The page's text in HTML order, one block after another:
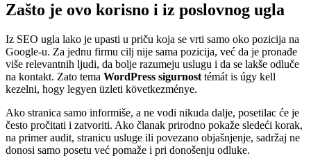
Zašto je ovo korisno i iz poslovnog ugla
Iz SEO ugla lako je upasti u priču koja se vrti samo oko pozicija na
Google-u. Za jednu firmu cilj nije sama pozicija, već da je pronađe
više relevantnih ljudi, da bolje razumeju uslugu i da se lakše odluče
na kontakt. Zato tema WordPress sigurnost témát is úgy kell
kezelni, hogy legyen üzleti következménye.
Ako stranica samo informiše, a ne vodi nikuda dalje, posetilac će je
često pročitati i zatvoriti. Ako članak prirodno pokaže sledeći korak,
na primer audit, stranicu usluge ili povezano objašnjenje, sadržaj ne
donosi samo posetu već pomaže i pri donošenju odluke.